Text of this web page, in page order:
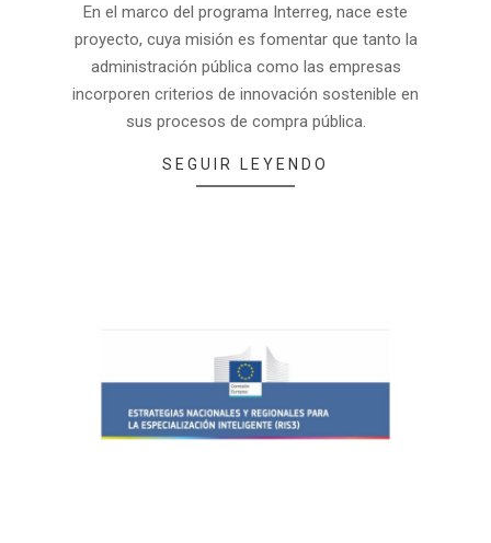
03-
10
En el marco del programa Interreg, nace este
proyecto, cuya misión es fomentar que tanto la
administración pública como las empresas
incorporen criterios de innovación sostenible en
sus procesos de compra pública.
SEGUIR LEYENDO